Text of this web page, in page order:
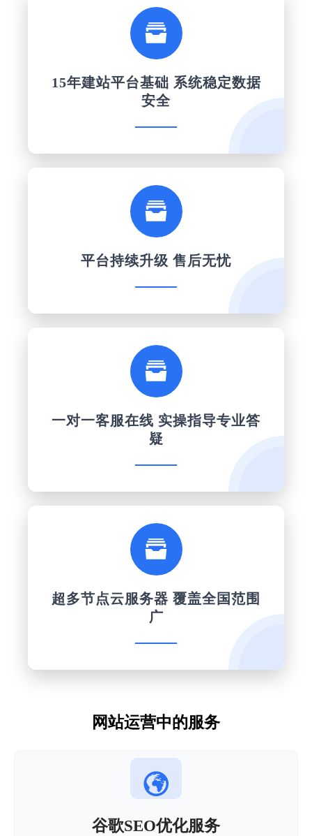

15年建站平台基础 系统稳定数据
安全

平台持续升级 售后无忧

一对一客服在线 实操指导专业答
疑

超多节点云服务器 覆盖全国范围
广
网站运营中的服务

谷歌SEO优化服务